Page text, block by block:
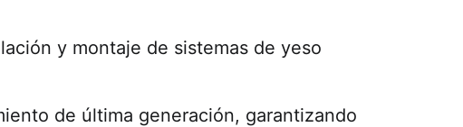
y montaje de sistemas de yeso
de última generación, garantizando